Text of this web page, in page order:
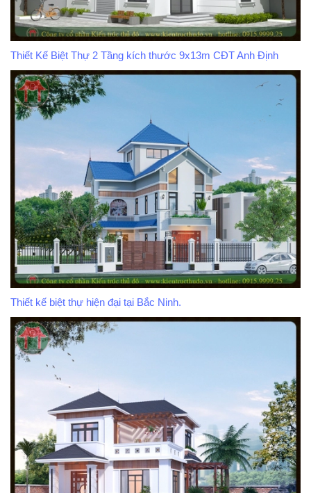
Thiết Kế Biệt Thự 2 Tầng kích thước 9x13m CĐT Anh Định
Thiết kế biệt thự hiện đại tại Bắc Ninh.